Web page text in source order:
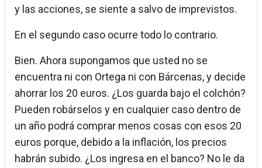
y las acciones, se siente a salvo de imprevistos.
En el segundo caso ocurre todo lo contrario.
Bien. Ahora supongamos que usted no se
encuentra ni con Ortega ni con Bárcenas, y decide
ahorrar los 20 euros. ¿Los guarda bajo el colchón?
Pueden robárselos y en cualquier caso dentro de
un año podrá comprar menos cosas con esos 20
euros porque, debido a la inflación, los precios
habrán subido. ¿Los ingresa en el banco? No le da